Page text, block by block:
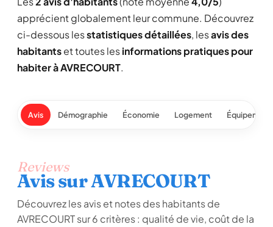
apprécient globalement leur commune. Découvrez
ci-dessous lesstatistiques détaillées, lesavis des
habitantset toutes lesinformations pratiques pour
habiter à AVRECOURT.
Avis Démographie Économie Logement
Reviews
Avis sur AVRECOURT
Découvrez les avis et notes des habitants de
AVRECOURT sur 6 critères : qualité de vie, coût de la